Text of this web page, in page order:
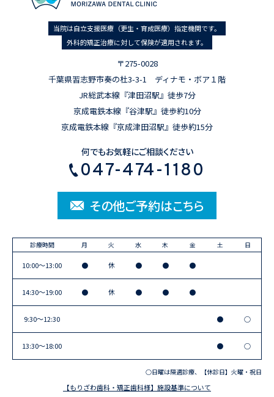
当院は自立支援医療（更生・育成医療）指定機関です。
外科的矯正治療に対して保険が適用されます。
〒275-0028
千葉県習志野市奏の杜3-3-1 ディナモ・ボア１階
JR総武本線『津田沼駅』徒歩7分
京成電鉄本線『谷津駅』徒歩約10分
京成電鉄本線『京成津田沼駅』徒歩約15分
何でもお気軽にご相談ください
047-474-1180
その他ご予約はこちら
診療時間 月 火 水 木 金 土 日
10:00〜13:00 ● 休 ● ● ●
14:30〜19:00 ● 休 ● ● ●
9:30〜12:30 ● ○
13:30〜18:00 ● ○
○日曜は隔週診療、【休診日】火曜・祝日
【もりざわ歯科・矯正歯科様】施設基準について